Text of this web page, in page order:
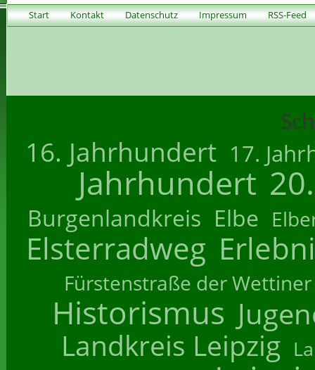
Start Kontakt Datenschutz Impressum RSS-Feed
16. Jahrhundert 17.
Jahrhundert
Burgenlandkreis Elbe
Elsterradweg
Fürstenstraße der Wettiner
Historismus
Landkreis Leipzig